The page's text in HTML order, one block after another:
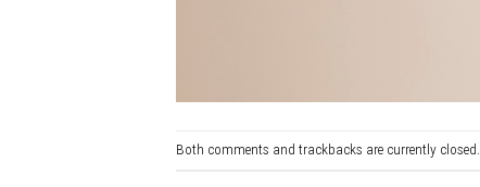
Both comments and trackbacks are currently closed.